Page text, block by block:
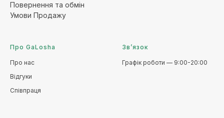
Повернення та обмін
Умови Продажу
Про GaLosha
Про нас
Відгуки
Співпраця
Зв’язок
Графік роботи — 9:00-20:00